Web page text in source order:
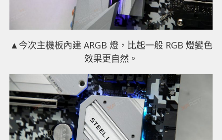
▲今次主機板內建 ARGB 燈，比起一般 RGB 燈變色
效果更自然。